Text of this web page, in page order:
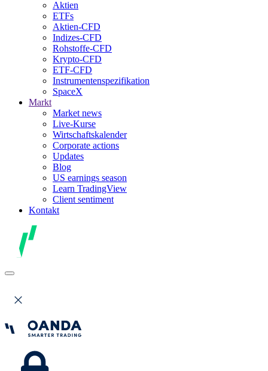
Aktien
ETFs
Aktien-CFD
Indizes-CFD
Rohstoffe-CFD
Krypto-CFD
ETF-CFD
Instrumentenspezifikation
SpaceX
Markt
Market news
Live-Kurse
Wirtschaftskalender
Corporate actions
Updates
Blog
US earnings season
Learn TradingView
Client sentiment
Kontakt